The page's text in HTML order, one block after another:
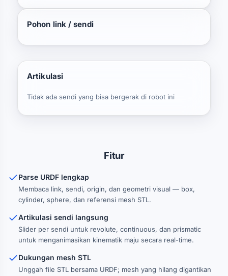
Pohon link / sendi
Artikulasi
Tidak ada sendi yang bisa bergerak di robot ini
Fitur
Parse URDF lengkap
Membaca link, sendi, origin, dan geometri visual — box,
cylinder, sphere, dan referensi mesh STL.
Artikulasi sendi langsung
Slider per sendi untuk revolute, continuous, dan prismatic
untuk menganimasikan kinematik maju secara real-time.
Dukungan mesh STL
Unggah file STL bersama URDF; mesh yang hilang digantikan